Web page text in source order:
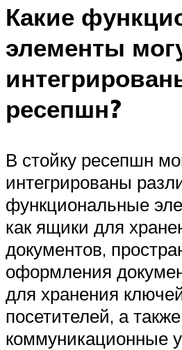
Какие
элементы
ресепшн?
В стойку ресепшн
интегрированы
функциональные
как ящики для
документов,
оформления
для хранения
посетителей, а
коммуникационные